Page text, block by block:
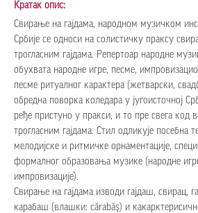
Кратак опис:
Свирање на гајдама, народном музичком
Србије се односи на солистичку праксу
трогласним гајдама. Репертоар народне
обухвата народне игре, песме,
песме ритуалног карактера (жетварски,
обредна поворка коледара у југоисточној
ређе пристуно у пракси, и то пре свега код
трогласним гајдама. Стил одликује посебна
мелодијске и ритмичке орнаментације,
формалног образовања музике (народне
импровизације).
Свирање на гајдама изводи гајдаш, свирац,
карабаш (влашки: cărabăş) и